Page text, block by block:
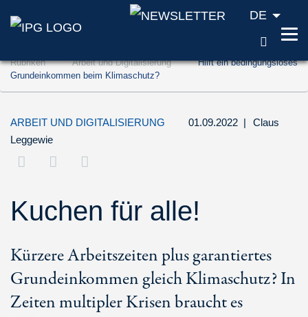
Zum Inhalt springen (Accesskey '1')
Zur Suche springen (Accesskey '2')
DE
Rubriken Arbeit und Digitalisierung
Hilft ein bedingungsloses
Grundeinkommen beim Klimaschutz?
ARBEIT UND DIGITALISIERUNG 01.09.2022 |
Claus
Leggewie
Kuchen für alle!
Kürzere Arbeitszeiten plus garantiertes
Grundeinkommen gleich Klimaschutz? In
Zeiten multipler Krisen braucht es